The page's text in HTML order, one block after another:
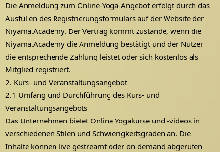
Die Anmeldung zum Online-Yoga-Angebot erfolgt durch das
Ausfüllen des Registrierungsformulars auf der Website der
Niyama.Academy. Der Vertrag kommt zustande, wenn die
Niyama.Academy die Anmeldung bestätigt und der Nutzer
die entsprechende Zahlung leistet oder sich kostenlos als
Mitglied registriert.
2. Kurs- und Veranstaltungsangebot
2.1 Umfang und Durchführung des Kurs- und
Veranstaltungsangebots
Das Unternehmen bietet Online Yogakurse und -videos in
verschiedenen Stilen und Schwierigkeitsgraden an. Die
Inhalte können live gestreamt oder on-demand abgerufen